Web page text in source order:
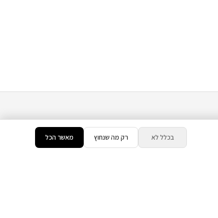
צרו קשר בכלל לא רק מה שנחוץ מאשר הכל